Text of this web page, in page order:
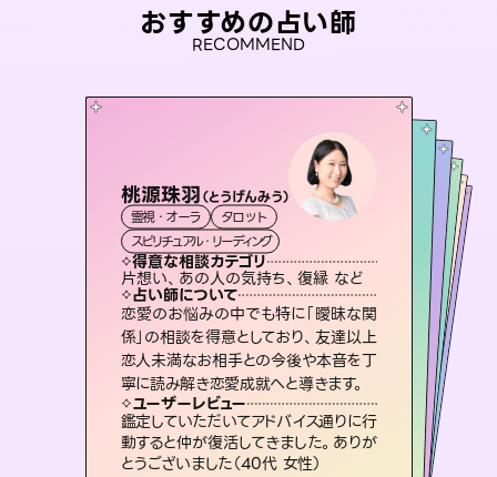
おすすめの占い師
RECOMMEND
桃源珠羽（とうげんみう）
霊視・オーラ
タロット
スピリチュアル・リーディング
得意な相談カテゴリ
片想い、あの人の気持ち、復縁 など
占い師について
恋愛のお悩みの中でも特に「曖昧な関
係」の相談を得意としており、友達以上
恋人未満なお相手との今後や本音を丁
寧に読み解き恋愛成就へと導きます。
ユーザーレビュー
鑑定していただいてアドバイス通りに行
動すると仲が復活してきました。ありが
とうございました（40代 女性）
彗望（すいぼう）
霊視・オーラ 透視
スピリチュアル・リーディング
得意な相談カテゴリ
片想い、あの人の気持ち、復縁 など
占い師について
3,700年以上の歴史を持つ東洋最古の
占術「易占」で詳細まで占い、幸せへ向
かう道筋を示します。厳しい結果にも具
体的な対策をお伝えします。
ユーザーレビュー
複雑な背景もしっかり聞いて鑑定して
いただけました。気持ちが楽になりまし
た（50代 女性）
未来視師＊花
霊視・オーラ
スピリチュアル・リーディング
得意な相談カテゴリ
出逢い、片想い、復縁 など
占い師について
未来には何パターンもの選択肢があり
ます。不安で視えにくくなっているあな
たの素敵な未来を見つけ、その未来を
選択できるようアドバイスします。
ユーザーレビュー
職場の人の性質や人間関係、本心など
本当によく視えていてびっくり。対策が
打てて前向きになれます（40代）
セラピスト理恵
霊視・オーラ
スピリチュアル・リーディング
得意な相談カテゴリ
片想い、二人の未来、年の差 など
占い師について
連絡再開、復縁、成就などの報告実績多数。セラピストとして2万超の施術経験があるからこそできる鑑定で、より良い未来をサポートします。
ユーザーレビュー
とても心温まる鑑定でした。しかもこち
らは何も言っていないのに視えていらっ
しゃるんだなと驚きです（30代女性）
おう 霊感オラクル
霊視・オーラ
オラクルカード
得意な相談カテゴリ
恋愛総合、あの人の気持ち など
占い師について
霊視×オラクルカードを使って「今」と
「未来」そして「気になるあの人の気持
ち」まで丁寧に読み解き、恋や人生のヒ
ントを優しく引き出します。
ユーザーレビュー
不安な気持ちが嘘みたいに晴れまし
た…！よく視えていらっしゃるんだなと
感じました（40代 女性）
アイリス -iris-
西洋占星術 タロット
ルーン
得意な相談カテゴリ
恋愛総合、片想い、二人の未来 など
占い師について
復縁、恋愛、不倫の行方、同性愛や片
思い、仕事関係や借金問題まで知りた
いことや心の負担になっていることを
紐解き、背中をそっと押して導きます。
ユーザーレビュー
安心感のあり、言い切ってくれる所や濁
さない鑑定のおかげで、毎回自分の気
持ちを整えられます（30代 男性）